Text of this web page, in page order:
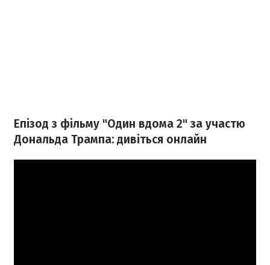
Епізод з фільму "Один вдома 2" за участю
Дональда Трампа: дивіться онлайн